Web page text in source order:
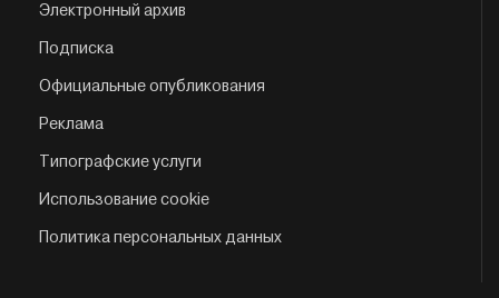
Электронный архив
Подписка
Официальные опубликования
Реклама
Типографские услуги
Использование cookie
Политика персональных данных